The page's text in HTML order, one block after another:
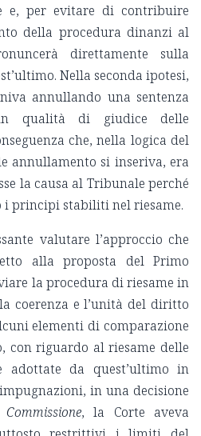
e, per evitare di contribuire
della procedura dinanzi al
direttamente sulla
Nella seconda ipotesi,
annullando una sentenza
qualità di giudice delle
che, nella logica del
annullamento si inseriva, era
la causa al Tribunale perché
i principi stabiliti nel riesame.
valutare l’approccio che
alla proposta del Primo
la procedura di riesame in
coerenza e l’unità del diritto
elementi di comparazione
con riguardo al riesame delle
adottate da quest’ultimo in
in una decisione
, la Corte aveva